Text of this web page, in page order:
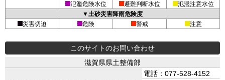
氾濫危険水位
避難判断水位
氾濫注意水位
▼土砂災害降雨危険度
災害切迫
危険 警戒 注意
このサイトのお問い合わせ
滋賀県県土整備部
電話：077-528-4152